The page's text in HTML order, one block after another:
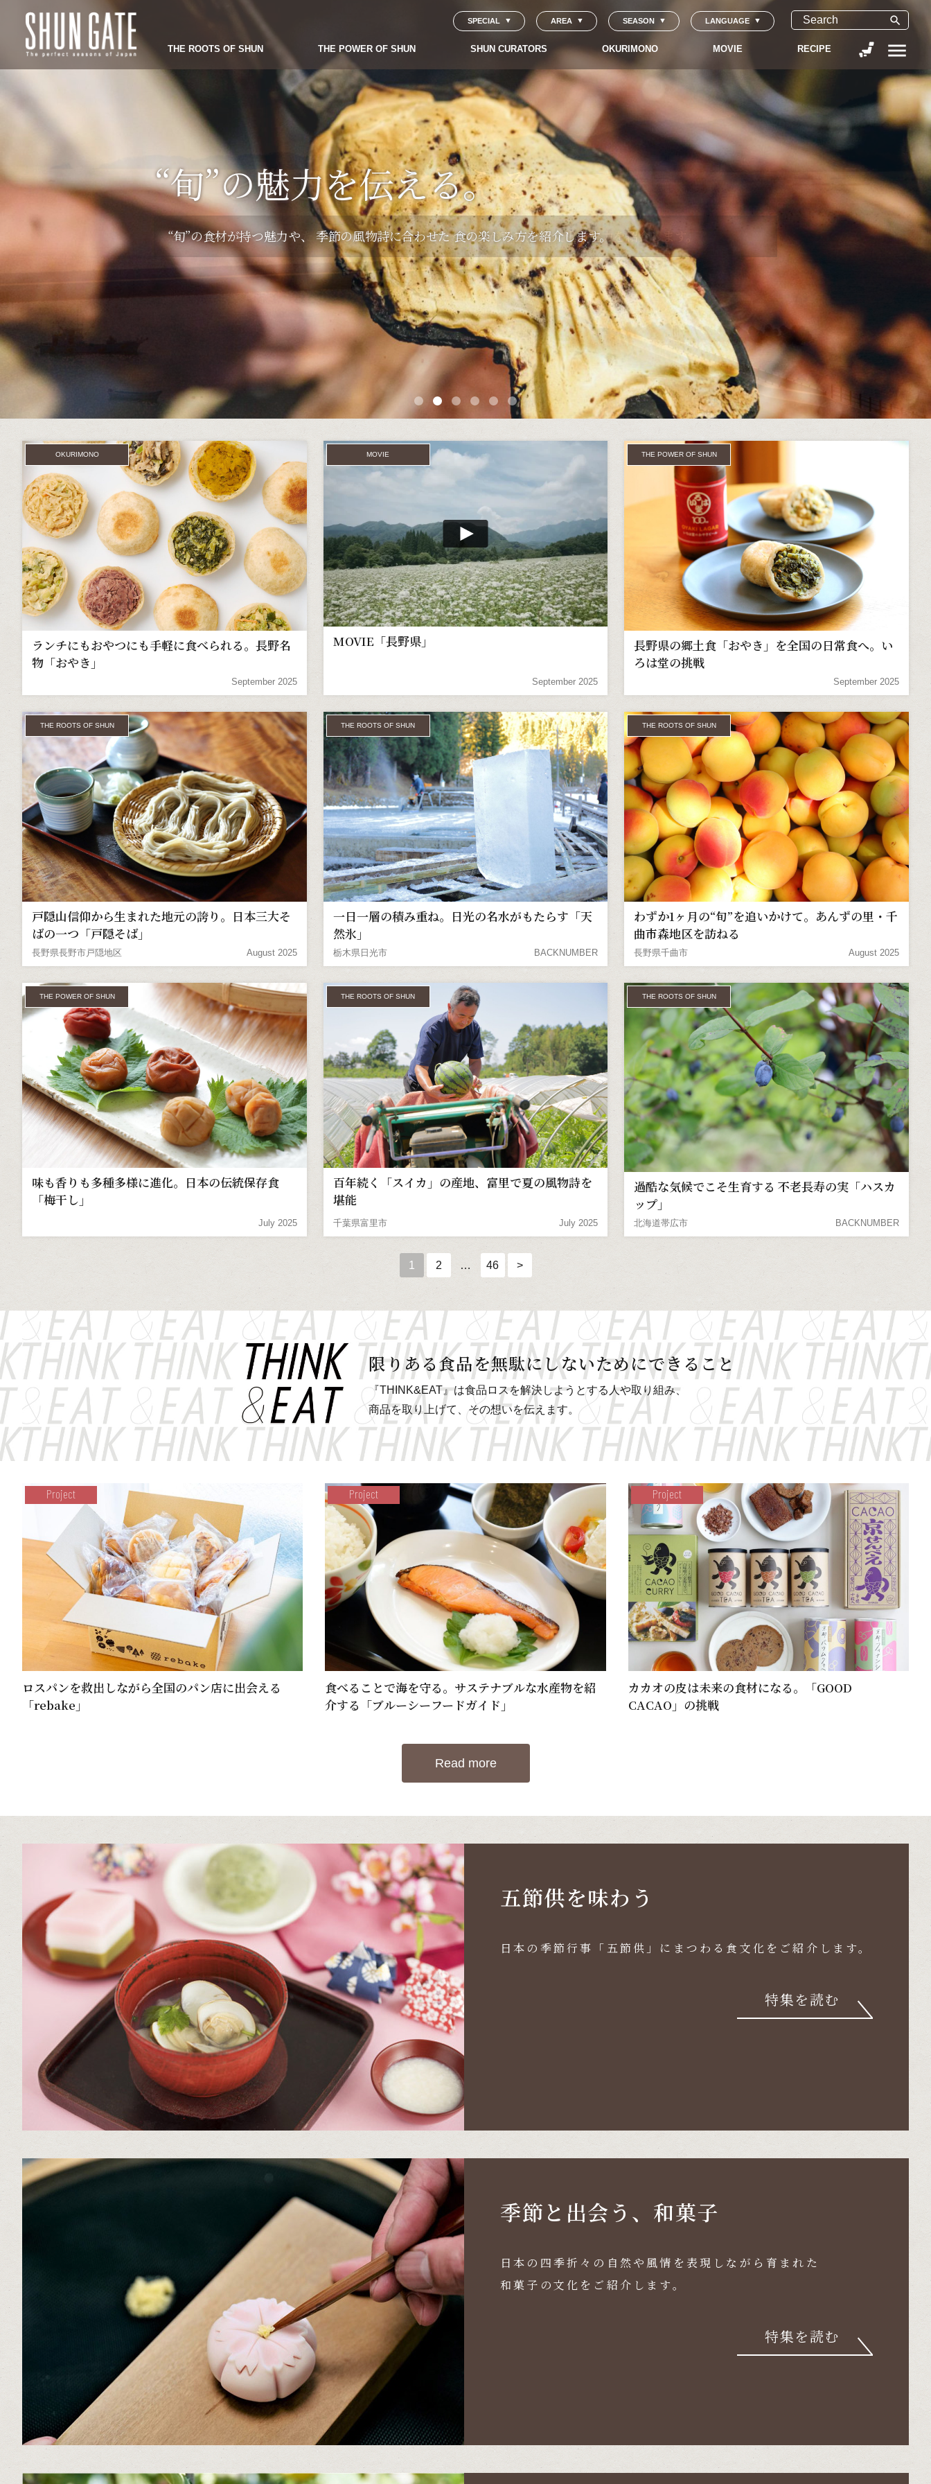
SPECIAL AREA SEASON LANGUAGE search
THE ROOTS OF SHUN THE POWER OF SHUN SHUN CURATORS OKURIMONO MOVIE RECIPE menu
“旬”を育む地域を伝える。
思わず足を運び、味わいたくなる地域の＜風土＞と＜人＞が育む、食文化の魅力を紹介します。
“旬”の魅力を伝える。
“旬”の食材が持つ魅力や、季節の風物詩に合わせた食の楽しみ方を紹介します。
｢贈り物｣に込められた思いを伝える。
｢贈り物｣に込められた＜作り手のこだわり＞や、＜おもてなしの気持ち＞など、 日本の食文化を感じること
のできる「贈り物」を紹介します。
“旬”を楽しむ人を伝える。
食に対する想いを持つ方々の様々な体験や視点を通じて、食文化の魅力を紹介します。
小さなまちで育まれた
｢地域のおくりもの｣をあなたへ。
まだたくさんの人には知られていない、小さなまちから生まれる美味しいもの。日本全国の“旬”を追い続け
てきた
SHUN GATEが、とっておきの地域産品と、そのストーリーを紹介します。
限りある食品を
無駄にしないためにできること
『THINK&EAT』は食品ロスを解決しようとする人や取り組み、商品を取り上げて、その想いを伝えます。
OKURIMONO
ランチにもおやつにも手軽に食べられる。長野名
物「おやき」
September 2025
MOVIE
MOVIE「長野県」
September 2025
THE POWER OF SHUN
長野県の郷土食「おやき」を全国の日常食へ。い
ろは堂の挑戦
September 2025
THE ROOTS OF SHUN
戸隠山信仰から生まれた地元の誇り。日本三大そ
ばの一つ「戸隠そば」
長野県長野市戸隠地区 August 2025
THE ROOTS OF SHUN
一日一層の積み重ね。日光の名水がもたらす「天
然氷」
栃木県日光市 BACKNUMBER
THE ROOTS OF SHUN
わずか1ヶ月の“旬”を追いかけて。あんずの里・千
曲市森地区を訪ねる
長野県千曲市 August 2025
THE POWER OF SHUN
味も香りも多種多様に進化。日本の伝統保存食
「梅干し」
July 2025
THE ROOTS OF SHUN
百年続く「スイカ」の産地、富里で夏の風物詩を
堪能
千葉県富里市 July 2025
THE ROOTS OF SHUN
過酷な気候でこそ生育する 不老長寿の実「ハスカ
ップ」
北海道帯広市 BACKNUMBER
1 2 … 46 >
限りある食品を無駄にしないためにできること
『THINK&EAT』は食品ロスを解決しようとする人や取り組み、
商品を取り上げて、その想いを伝えます。
Project
ロスパンを救出しながら全国のパン店に出会える
「rebake」
Project
食べることで海を守る。サステナブルな水産物を紹
介する「ブルーシーフードガイド」
Project
カカオの皮は未来の食材になる。「GOOD
CACAO」の挑戦
Read more
五節供を味わう
日本の季節行事「五節供」にまつわる食文化をご紹介します。
特集を読む
季節と出会う、和菓子
日本の四季折々の自然や風情を表現しながら育まれた
和菓子の文化をご紹介します。
特集を読む